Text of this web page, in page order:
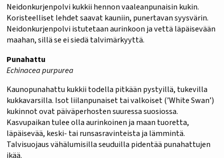
Neidonkurjenpolvi kukkii hennon vaaleanpunaisin kukin.
Koristeelliset lehdet saavat kauniin, punertavan syysvärin.
Neidonkurjenpolvi istutetaan aurinkoon ja vettä läpäisevään
maahan, sillä se ei siedä talvimärkyyttä.
Punahattu
Echinacea purpurea
Kaunopunahattu kukkii todella pitkään pystyillä, tukevilla
kukkavarsilla. Isot liilanpunaiset tai valkoiset (’White Swan’)
kukinnot ovat päiväperhosten suuressa suosiossa.
Kasvupaikan tulee olla aurinkoinen ja maan tuoretta,
läpäisevää, keski- tai runsasravinteista ja lämmintä.
Talvisuojaus vähälumisilla seuduilla pidentää punahattujen
ikää.